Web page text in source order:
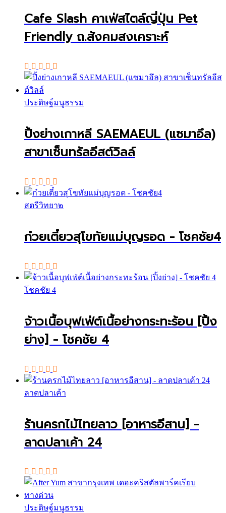
Cafe Slash คาเฟ่สไตล์ญี่ปุ่น Pet
Friendly ถ.สังคมสงเคราะห์
ประดิษฐ์มนูธรรม
ปิ้งย่างเกาหลี SAEMAEUL (แซมาอึล)
สาขาเซ็นทรัลอีสต์วิลล์
สตรีวิทยา๒
ก๋วยเตี๋ยวสุโขทัยแม่บุญรอด - โชคชัย4
โชคชัย 4
จ้าวเนื้อบุฟเฟ่ต์เนื้อย่างกระทะร้อน [ปิ้ง
ย่าง] - โชคชัย 4
ลาดปลาเค้า
ร้านครกไม้ไทยลาว [อาหารอีสาน] -
ลาดปลาเค้า 24
ประดิษฐ์มนูธรรม